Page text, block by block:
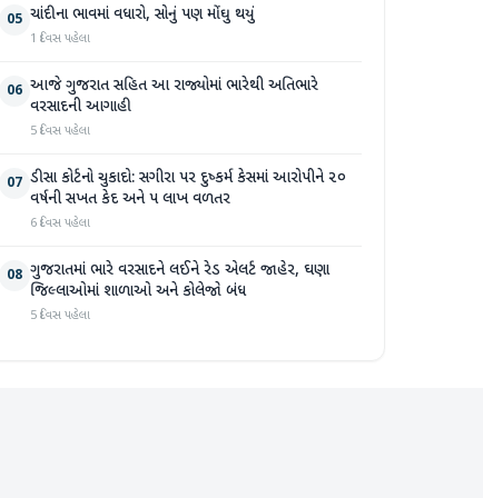
05 ચાંદીના ભાવમાં વધારો, સોનું પણ મોંઘુ થયું
1 દિવસ પહેલા
06 આજે ગુજરાત સહિત આ રાજ્યોમાં ભારેથી અતિભારે
વરસાદની આગાહી
5 દિવસ પહેલા
07 ડીસા કોર્ટનો ચુકાદો: સગીરા પર દુષ્કર્મ કેસમાં આરોપીને ૨૦
વર્ષની સખત કેદ અને ૫ લાખ વળતર
6 દિવસ પહેલા
08 ગુજરાતમાં ભારે વરસાદને લઈને રેડ એલર્ટ જાહેર, ઘણા
જિલ્લાઓમાં શાળાઓ અને કોલેજો બંધ
5 દિવસ પહેલા